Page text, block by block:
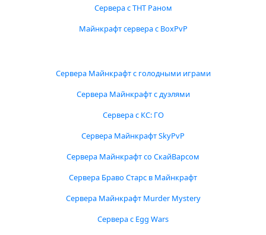
Сервера с ТНТ Раном
Майнкрафт сервера с BoxPvP
Сервера Майнкрафт с голодными играми
Сервера Майнкрафт с дуэлями
Сервера с КС: ГО
Сервера Майнкрафт SkyPvP
Сервера Майнкрафт со СкайВарсом
Сервера Браво Старс в Майнкрафт
Сервера Майнкрафт Murder Mystery
Сервера с Egg Wars